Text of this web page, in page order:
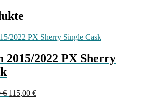
2015/2022 PX Sherry
€ Ursprünglicher
115,00 €Aktueller